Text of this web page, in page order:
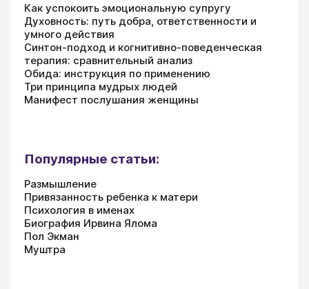
Как успокоить эмоциональную супругу
Духовность: путь добра, ответственности и
умного действия
Синтон-подход и когнитивно-поведенческая
терапия: сравнительный анализ
Обида: инструкция по применению
Три принципа мудрых людей
Манифест послушания женщины
Популярные статьи:
Размышление
Привязанность ребенка к матери
Психология в именах
Биография Ирвина Ялома
Пол Экман
Муштра